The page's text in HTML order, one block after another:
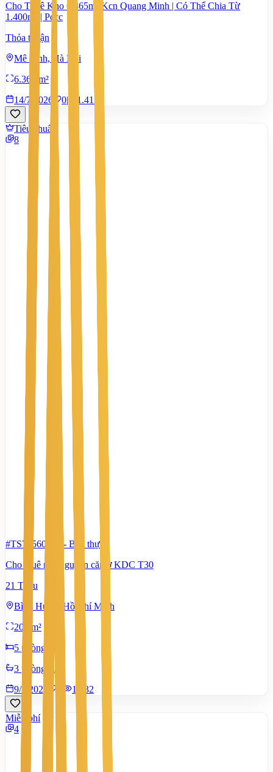
Cho Thuê Kho 6.365m² Kcn Quang Minh | Có Thể Chia Từ
1.400m² | Pccc
Thỏa thuận
Mê Linh, Hà Nội
6.365 m²
14/7/2026
0| 1.413
Tiêu chuẩn
8
#TS70560006 - Biệt thự
Cho thuê nhà nguyên căn ở KDC T30
21 Triệu
Bình Hưng, Hồ Chí Minh
200 m²
5 phòng ngủ
3 phòng tắm
9/7/2026
1.432
Miễn phí
4